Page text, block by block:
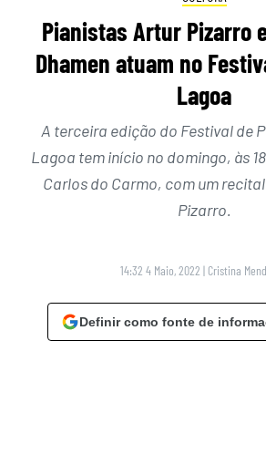
Pianistas Artur Pizarro
Dhamen atuam no
Lagoa
A terceira edição do Festival de
Lagoa tem início no domingo, às
Carlos do Carmo, com um
Pizarro.
14:32 4 Maio, 2022 | Cristina
Definir como fonte de